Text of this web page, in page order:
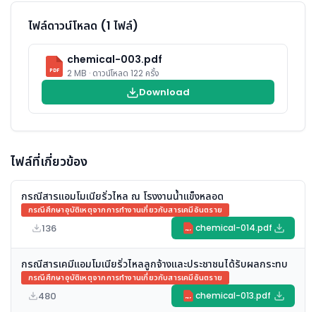
ไฟล์ดาวน์โหลด (1 ไฟล์)
PDF
chemical-003.pdf
2 MB · ดาวน์โหลด 122 ครั้ง
Download
ไฟล์ที่เกี่ยวข้อง
กรณีสารแอมโมเนียรั่วไหล ณ โรงงานน้ำแข็งหลอด
กรณีศึกษาอุบัติเหตุจากการทำงานเกี่ยวกับสารเคมีอันตราย
136 PDF chemical-014.pdf
กรณีสารเคมีแอมโมเนียรั่วไหลลูกจ้างและประชาชนได้รับผลกระทบ
กรณีศึกษาอุบัติเหตุจากการทำงานเกี่ยวกับสารเคมีอันตราย
480 PDF chemical-013.pdf